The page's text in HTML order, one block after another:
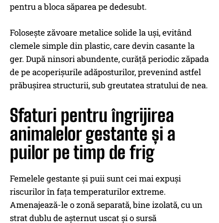
pentru a bloca săparea pe dedesubt.
Folosește zăvoare metalice solide la uși, evitând
clemele simple din plastic, care devin casante la
ger. După ninsori abundente, curăță periodic zăpada
de pe acoperișurile adăposturilor, prevenind astfel
prăbușirea structurii, sub greutatea stratului de nea.
Sfaturi pentru îngrijirea
animalelor gestante și a
puilor pe timp de frig
Femelele gestante și puii sunt cei mai expuși
riscurilor în fața temperaturilor extreme.
Amenajează-le o zonă separată, bine izolată, cu un
strat dublu de așternut uscat și o sursă